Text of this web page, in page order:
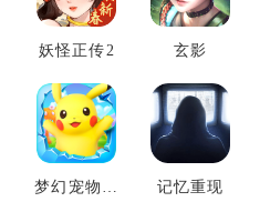
妖怪正传2 玄影
梦幻宠物联
记忆重现